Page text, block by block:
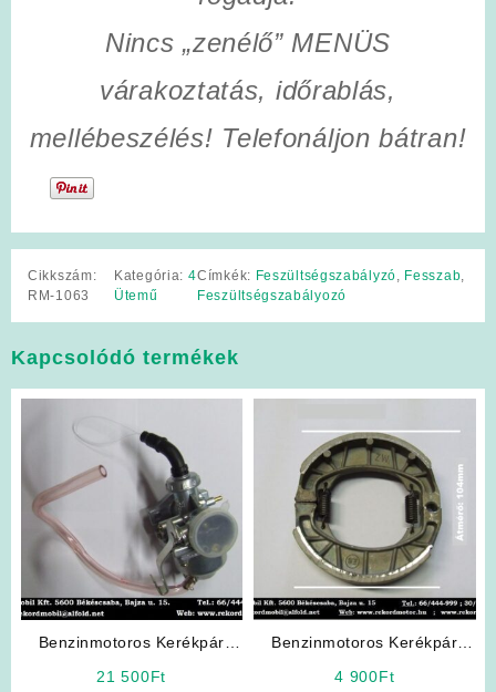
Nincs „zenélő” MENÜS
várakoztatás, időrablás,
mellébeszélés! Telefonáljon bátran!
Cikkszám:
RM-1063
Kategória: 4
Ütemű
Címkék: Feszültségszabályzó, Fesszab,
Feszültségszabályozó
Kapcsolódó termékek
Benzinmotoros Kerékpár
21 500Ft
Benzinmotoros Kerékpár
4 900Ft